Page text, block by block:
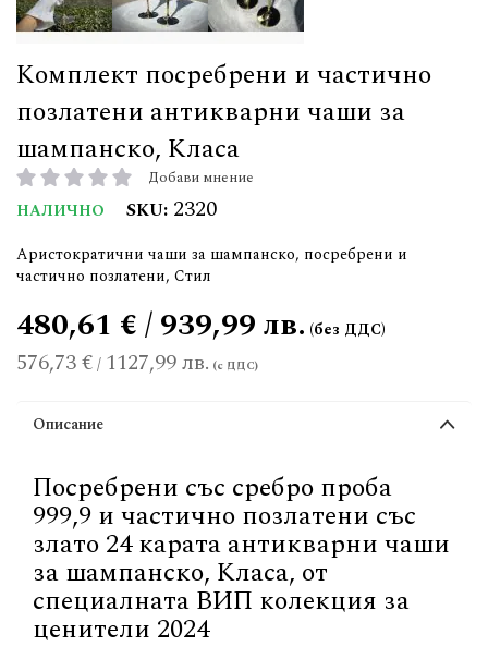
Комплект посребрени и частично
позлатени антикварни чаши за
шампанско, Класа
рейтинг: Добави мнение
НАЛИЧНО SKU 2320
Аристократични чаши за шампанско, посребрени и
частично позлатени, Стил
576,73 €/ 1127,99 лв.
480,61 € / 939,99 лв.
Описание
Посребрени със сребро проба
999,9 и частично позлатени със
злато 24 карата антикварни чаши
за шампанско, Класа, от
специалната ВИП колекция за
ценители 2024